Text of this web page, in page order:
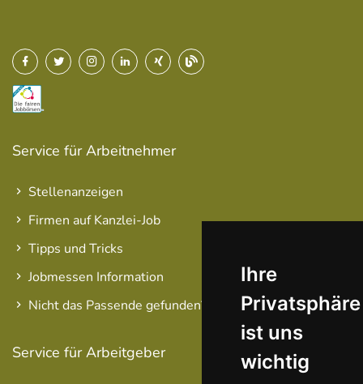
Ihre
Privatsphäre
ist uns
wichtig
Service für Arbeitnehmer
Stellenanzeigen
Firmen auf Kanzlei-Job
Tipps und Tricks
Jobmessen Information
Nicht das Passende gefunden?
Service für Arbeitgeber